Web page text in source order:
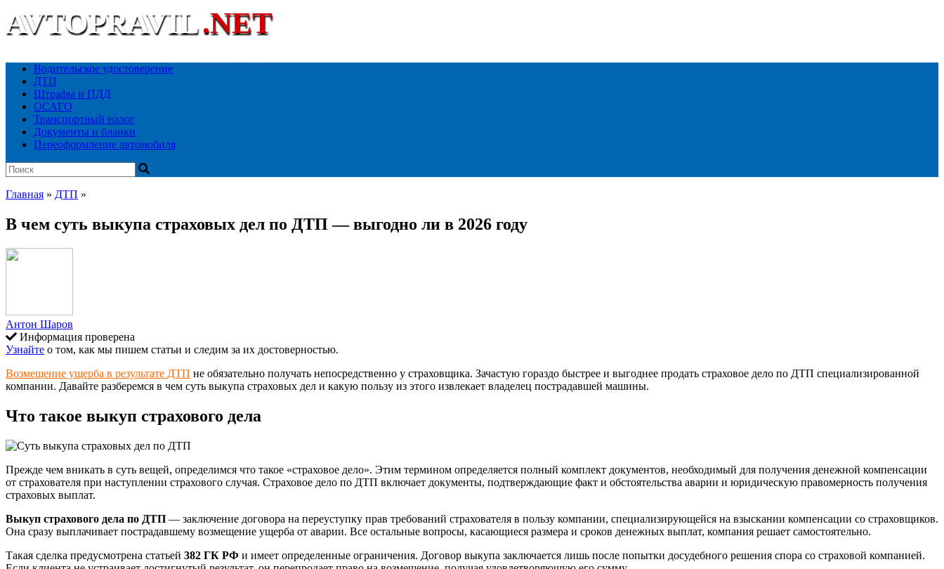
AVTOPRAVIL.NET
Водительское удостоверение
ДТП
Штрафы и ПДД
ОСАГО
Транспортный налог
Документы и бланки
Переоформление автомобиля
Главная » ДТП »
В чем суть выкупа страховых дел по ДТП — выгодно ли в 2026 году
Антон Шаров
Информация проверена
Узнайте о том, как мы пишем статьи и следим за их достоверностью.
Возмещение ущерба в результате ДТП не обязательно получать непосредственно у страховщика. Зачастую гораздо быстрее и выгоднее продать страховое дело по ДТП специализированной
компании. Давайте разберемся в чем суть выкупа страховых дел и какую пользу из этого извлекает владелец пострадавшей машины.
Что такое выкуп страхового дела
Прежде чем вникать в суть вещей, определимся что такое «страховое дело». Этим термином определяется полный комплект документов, необходимый для получения денежной компенсации
от страхователя при наступлении страхового случая. Страховое дело по ДТП включает документы, подтверждающие факт и обстоятельства аварии и юридическую правомерность получения
страховых выплат.
Выкуп страхового дела по ДТП — заключение договора на переуступку прав требований страхователя в пользу компании, специализирующейся на взыскании компенсации со страховщиков.
Она сразу выплачивает пострадавшему возмещение ущерба от аварии. Все остальные вопросы, касающиеся размера и сроков денежных выплат, компания решает самостоятельно.
Такая сделка предусмотрена статьей 382 ГК РФ и имеет определенные ограничения. Договор выкупа заключается лишь после попытки досудебного решения спора со страховой компанией.